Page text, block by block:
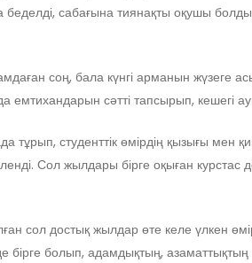
сабағына тиянақты оқушы
соң, бала күнгі арманын
сәтті тапсырып, кешегі
тұрып, студенттік өмірдің қызығы
Сол жылдары бірге оқыған
сол достық жылдар өте келе үлкен
бірге болып, адамдықтың, азаматтықтың